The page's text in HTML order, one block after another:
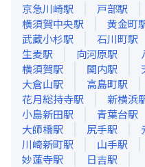
京急川崎駅 戸部駅
横須賀中央駅 黄金町
武蔵小杉駅 石川町駅
生麦駅 向河原駅
横須賀駅 関内駅
大倉山駅 高島町駅
花月総持寺駅 新横浜
小島新田駅 青葉台駅
大師橋駅 尻手駅
川崎新町駅 山手駅
妙蓮寺駅 日吉駅